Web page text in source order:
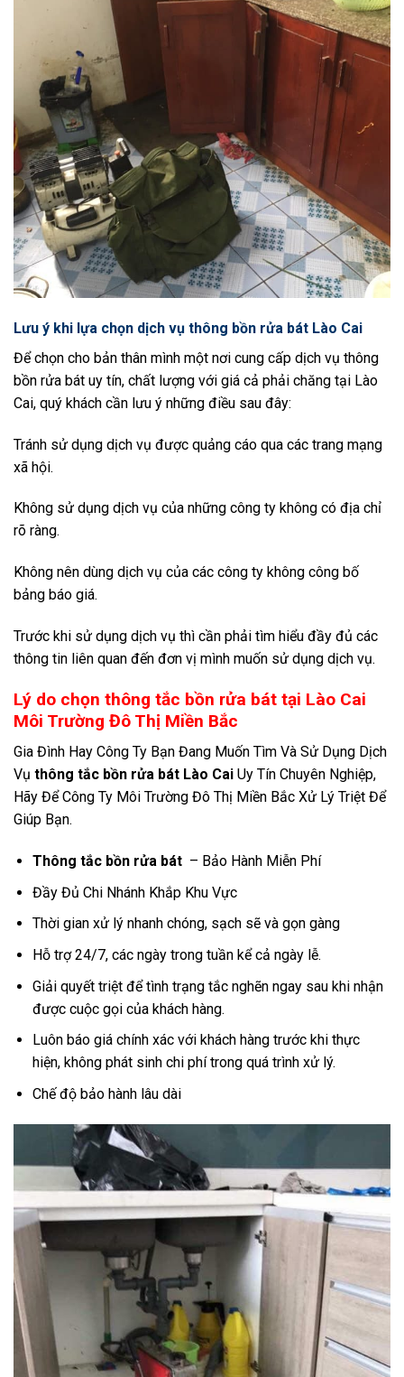
Lưu ý khi lựa chọn dịch vụ thông bồn rửa bát Lào Cai
Để chọn cho bản thân mình một nơi cung cấp dịch vụ thông
bồn rửa bát uy tín, chất lượng với giá cả phải chăng tại Lào
Cai, quý khách cần lưu ý những điều sau đây:
Tránh sử dụng dịch vụ được quảng cáo qua các trang mạng
xã hội.
Không sử dụng dịch vụ của những công ty không có địa chỉ
rõ ràng.
Không nên dùng dịch vụ của các công ty không công bố
bảng báo giá.
Trước khi sử dụng dịch vụ thì cần phải tìm hiểu đầy đủ các
thông tin liên quan đến đơn vị mình muốn sử dụng dịch vụ.
Lý do chọn thông tắc bồn rửa bát tại Lào Cai
Môi Trường Đô Thị Miền Bắc
Gia Đình Hay Công Ty Bạn Đang Muốn Tìm Và Sử Dụng Dịch
Vụ thông tắc bồn rửa bát Lào Cai Uy Tín Chuyên Nghiệp,
Hãy Để Công Ty Môi Trường Đô Thị Miền Bắc Xử Lý Triệt Để
Giúp Bạn.
Thông tắc bồn rửa bát – Bảo Hành Miễn Phí
Đầy Đủ Chi Nhánh Khắp Khu Vực
Thời gian xử lý nhanh chóng, sạch sẽ và gọn gàng
Hỗ trợ 24/7, các ngày trong tuần kể cả ngày lễ.
Giải quyết triệt để tình trạng tắc nghẽn ngay sau khi nhận
được cuộc gọi của khách hàng.
Luôn báo giá chính xác với khách hàng trước khi thực
hiện, không phát sinh chi phí trong quá trình xử lý.
Chế độ bảo hành lâu dài